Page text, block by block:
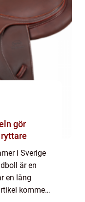
i Sverige
är en
en lång
kommer